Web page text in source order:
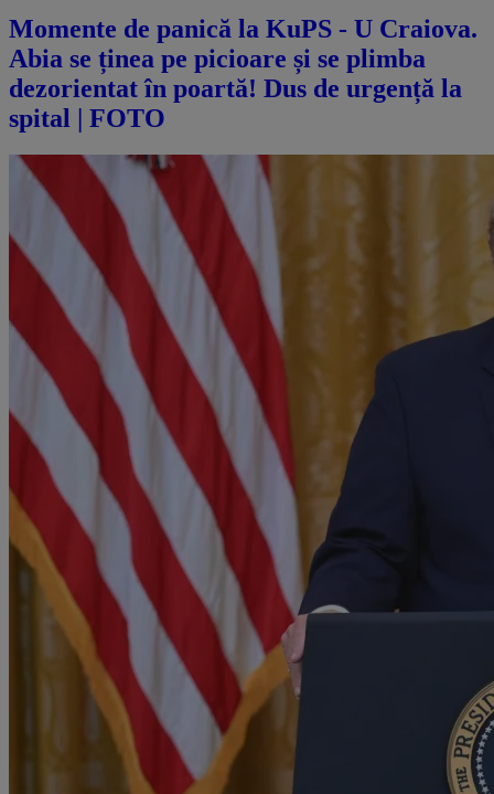
Momente de panică la KuPS - U Craiova.
Abia se ținea pe picioare și se plimba
dezorientat în poartă! Dus de urgență la
spital | FOTO